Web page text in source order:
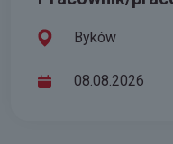
Byków
08.08.2026